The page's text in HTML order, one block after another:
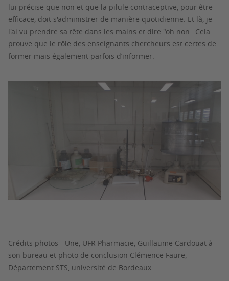
lui précise que non et que la pilule contraceptive, pour être
efficace, doit s'administrer de manière quotidienne. Et là, je
l'ai vu prendre sa tête dans les mains et dire "oh non...Cela
prouve que le rôle des enseignants chercheurs est certes de
former mais également parfois d’informer.
Crédits photos - Une, UFR Pharmacie, Guillaume Cardouat à
son bureau et photo de conclusion Clémence Faure,
Département STS, université de Bordeaux